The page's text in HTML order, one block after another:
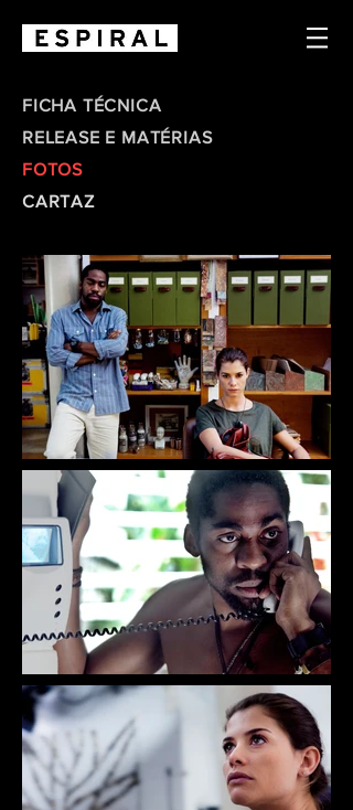
FICHA TÉCNICA
RELEASE E MATÉRIAS
FOTOS
CARTAZ